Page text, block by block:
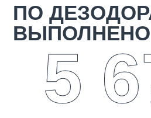
ПО
ВЫПОЛНЕНО
5